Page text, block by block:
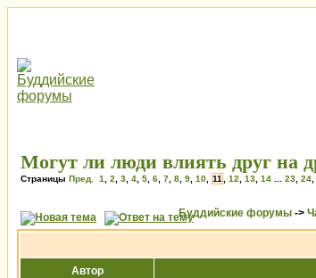
Могут ли люди влиять друг на
Страницы Пред. 1 2 3 4 5 6 7 8 9 10 11 12 13 14 23 24
Буддийские форумы ->
Автор